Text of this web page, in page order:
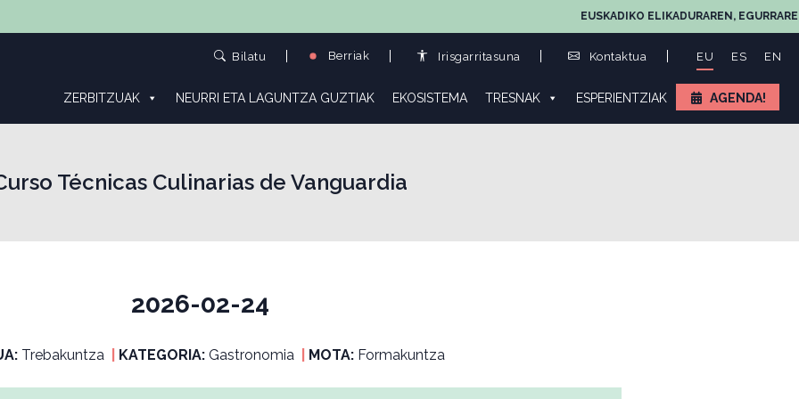
EUSKADIKO ELIKADURAREN, EGURRAREN
Bilatu Berriak Irisgarritasuna Kontaktua EU ES EN
ZERBITZUAK NEURRI ETA LAGUNTZA GUZTIAK EKOSISTEMA TRESNAK ESPERIENTZIAK AGENDA!
Técnicas Culinarias de Vanguardia
2026-02-24
Trebakuntza KATEGORIA: Gastronomia MOTA: Formakuntza